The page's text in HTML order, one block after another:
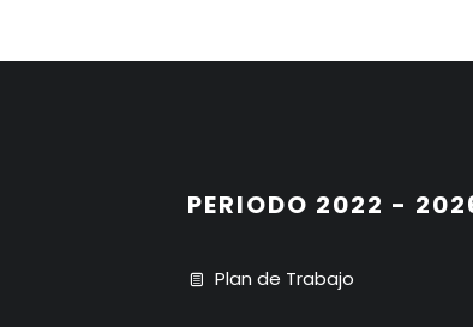
PERIODO 2022 -
Plan de Trabajo